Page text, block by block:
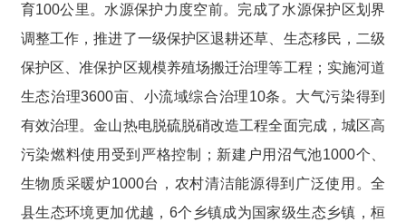
育100公里。水源保护力度空前。完成了水源保护区划界
调整工作，推进了一级保护区退耕还草、生态移民，二级
保护区、准保护区规模养殖场搬迁治理等工程；实施河道
生态治理3600亩、小流域综合治理10条。大气污染得到
有效治理。金山热电脱硫脱硝改造工程全面完成，城区高
污染燃料使用受到严格控制；新建户用沼气池1000个、
生物质采暖炉1000台，农村清洁能源得到广泛使用。全
县生态环境更加优越，6个乡镇成为国家级生态乡镇，桓